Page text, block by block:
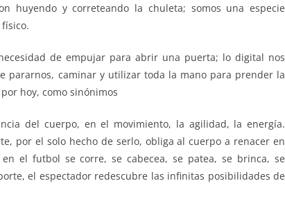
huyendo y correteando la chuleta; somos una especie
de empujar para abrir una puerta; lo digital nos
pararnos, caminar y utilizar toda la mano para prender la
hoy, como sinónimos
del cuerpo, en el movimiento, la agilidad, la energía.
por el solo hecho de serlo, obliga al cuerpo a renacer en
el futbol se corre, se cabecea, se patea, se brinca, se
el espectador redescubre las infinitas posibilidades de